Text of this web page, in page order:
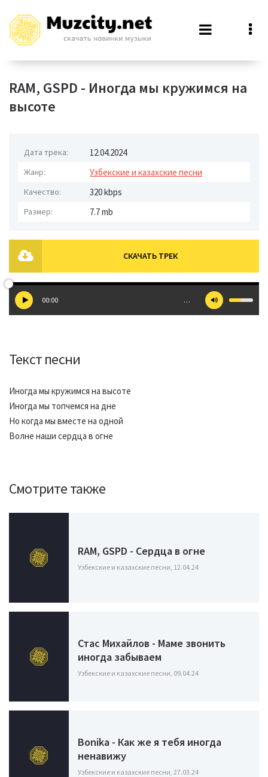
RAM, GSPD - Иногда мы кружимся на
высоте
Дата трека: 12.04.2024
Жанр: Узбекские и казахские песни
Качество: 320 kbps
Размер: 7.7 mb
СКАЧАТЬ ТРЕК
00:00 …
Текст песни
Иногда мы кружимся на высоте
Иногда мы топчемся на дне
Но когда мы вместе на одной
Волне наши сердца в огне
Смотрите также
RAM, GSPD - Сердца в огне
Узбекские и казахские песни, 12.04.24
Стас Михайлов - Маме звонить
иногда забываем
Узбекские и казахские песни, 09.04.24
Bonika - Как же я тебя иногда
ненавижу
Узбекские и казахские песни, 27.03.24